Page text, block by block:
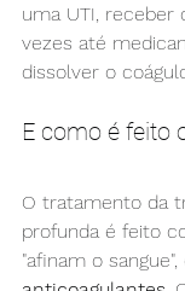
uma UTI, receber
vezes até
dissolver o
E como é feito
O tratamento da
profunda é feito
"afinam o